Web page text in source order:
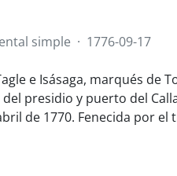
simple · 1776-09-17
e Isásaga, marqués de
presidio y puerto del
de 1770. Fenecida por el